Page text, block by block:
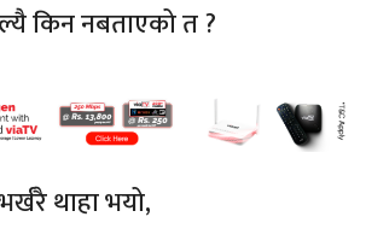
किन नबताएको त ?
थाहा भयो,